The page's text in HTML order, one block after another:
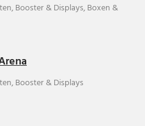
Booster & Displays, Boxen &
Booster & Displays